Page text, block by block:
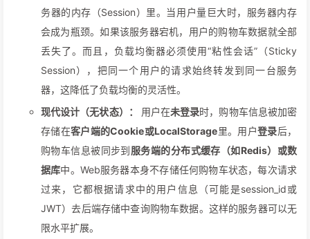
务器的内存（Session）里。当用户量巨大时，服务器内存
会成为瓶颈。如果该服务器宕机，用户的购物车数据就全部
丢失了。而且，负载均衡器必须使用“粘性会话”（Sticky
Session），把同一个用户的请求始终转发到同一台服务
器，这降低了负载均衡的灵活性。
现代设计（无状态）：
用户在未登录时，购物车信息被加密
存储在客户端的Cookie或LocalStorage里。用户登录后，
购物车信息被同步到 服务端的分布式缓存（如Redis）或数
据库中。Web服务器本身不存储任何购物车状态，每次请求
过来，它都根据请求中的用户信息（可能是session_id或
JWT）去后端存储中查询购物车数据。这样的服务器可以无
限水平扩展。